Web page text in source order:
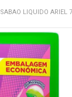
SABAO LIQUIDO ARIEL